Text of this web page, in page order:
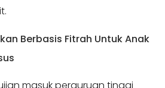
Berbasis Fitrah Untuk Anak